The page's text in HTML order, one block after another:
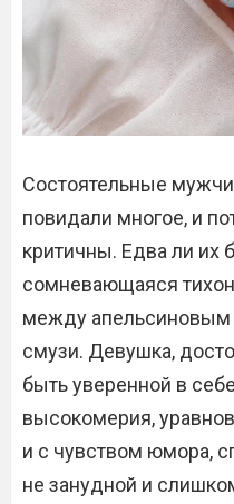
Состоятельные
повидали многое, и
критичны. Едва ли их
сомневающаяся
между
смузи. Девушка,
быть уверенной в
высокомерия,
и с чувством юмора,
не занудной и